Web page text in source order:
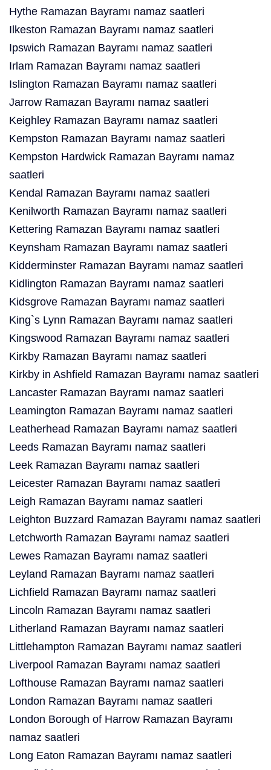
Hythe Ramazan Bayramı namaz saatleri
Ilkeston Ramazan Bayramı namaz saatleri
Ipswich Ramazan Bayramı namaz saatleri
Irlam Ramazan Bayramı namaz saatleri
Islington Ramazan Bayramı namaz saatleri
Jarrow Ramazan Bayramı namaz saatleri
Keighley Ramazan Bayramı namaz saatleri
Kempston Ramazan Bayramı namaz saatleri
Kempston Hardwick Ramazan Bayramı namaz
saatleri
Kendal Ramazan Bayramı namaz saatleri
Kenilworth Ramazan Bayramı namaz saatleri
Kettering Ramazan Bayramı namaz saatleri
Keynsham Ramazan Bayramı namaz saatleri
Kidderminster Ramazan Bayramı namaz saatleri
Kidlington Ramazan Bayramı namaz saatleri
Kidsgrove Ramazan Bayramı namaz saatleri
King`s Lynn Ramazan Bayramı namaz saatleri
Kingswood Ramazan Bayramı namaz saatleri
Kirkby Ramazan Bayramı namaz saatleri
Kirkby in Ashfield Ramazan Bayramı namaz saatleri
Lancaster Ramazan Bayramı namaz saatleri
Leamington Ramazan Bayramı namaz saatleri
Leatherhead Ramazan Bayramı namaz saatleri
Leeds Ramazan Bayramı namaz saatleri
Leek Ramazan Bayramı namaz saatleri
Leicester Ramazan Bayramı namaz saatleri
Leigh Ramazan Bayramı namaz saatleri
Leighton Buzzard Ramazan Bayramı namaz saatleri
Letchworth Ramazan Bayramı namaz saatleri
Lewes Ramazan Bayramı namaz saatleri
Leyland Ramazan Bayramı namaz saatleri
Lichfield Ramazan Bayramı namaz saatleri
Lincoln Ramazan Bayramı namaz saatleri
Litherland Ramazan Bayramı namaz saatleri
Littlehampton Ramazan Bayramı namaz saatleri
Liverpool Ramazan Bayramı namaz saatleri
Lofthouse Ramazan Bayramı namaz saatleri
London Ramazan Bayramı namaz saatleri
London Borough of Harrow Ramazan Bayramı
namaz saatleri
Long Eaton Ramazan Bayramı namaz saatleri